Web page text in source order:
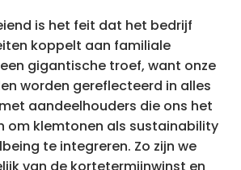
is het feit dat het bedrijf
koppelt aan familiale
gigantische troef, want onze
worden gereflecteerd in alles
aandeelhouders die ons het
om klemtonen als sustainability
te integreren. Zo zijn we